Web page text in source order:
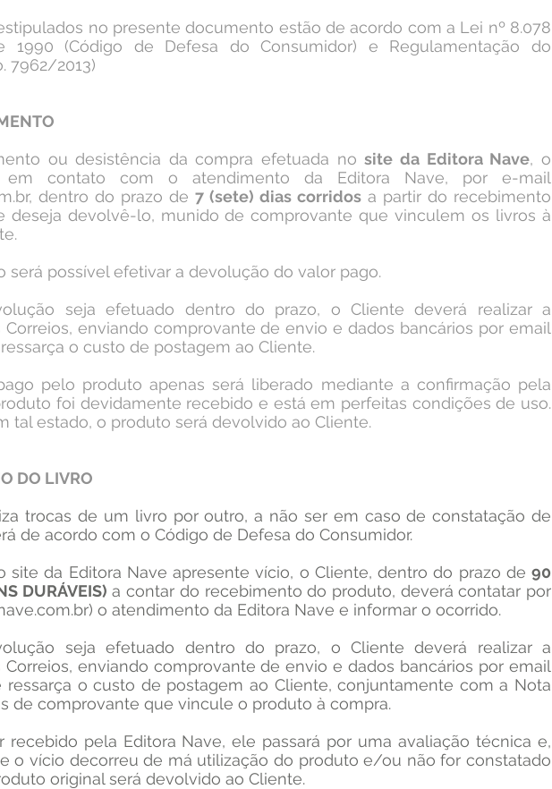
no presente documento estão de acordo com a Lei nº 8.078
(Código de Defesa do Consumidor) e Regulamentação do
7962/2013)
ou desistência da compra efetuada nosite da Editora Nave, o
em contato com o atendimento da Editora Nave, por e-mail
, dentro do prazo de 7 (sete) dias corridos a partir do recebimento
deseja devolvê-lo, munido de comprovante que vinculem os livros à
será possível efetivar a devolução do valor pago.
seja efetuado dentro do prazo, o Cliente deverá realizar a
enviando comprovante de envio e dados bancários por email
o custo de postagem ao Cliente.
pelo produto apenas será liberado mediante a confirmação pela
foi devidamente recebido e está em perfeitas condições de uso.
tal estado, o produto será devolvido ao Cliente.
DO LIVRO
trocas de um livro por outro, a não ser em caso de constatação de
de acordo com o Código de Defesa do Consumidor.
site da Editora Nave apresente vício, o Cliente, dentro do prazo de 90
DURÁVEIS) a contar do recebimento do produto, deverá contatar por
) o atendimento da Editora Nave e informar o ocorrido.​
seja efetuado dentro do prazo, o Cliente deverá realizar a
enviando comprovante de envio e dados bancários por email
ressarça o custo de postagem ao Cliente, conjuntamente com a Nota
de comprovante que vincule o produto à compra.
pela Editora Nave, ele passará por uma avaliação técnica e,
o vício decorreu de má utilização do produto e/ou não for constatado
original será devolvido ao Cliente.